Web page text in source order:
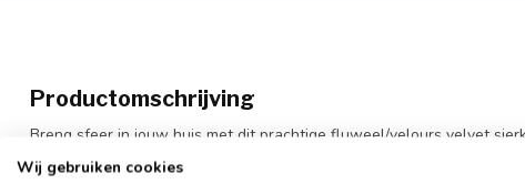
Productomschrijving
Breng sfeer in jouw huis met dit prachtige fluweel/velours velvet
nu!
Wij gebruiken cookies